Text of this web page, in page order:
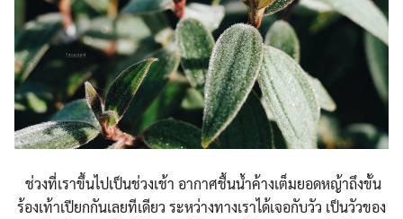
ช่วงที่เราขึ้นไปเป็นช่วงเช้า อากาศชื้นน้ำค้างเต็มยอดหญ้าถึงขั้น
ร้องเท้าเปียกกันเลยทีเดียว ระหว่างทางเราได้เจอกับวัว เป็นวัวของ